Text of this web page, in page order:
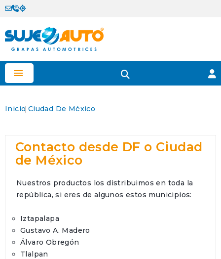

Inicio Ciudad De México
Contacto desde DF o Ciudad
de México
Nuestros productos los distribuimos en toda la
república, si eres de algunos estos municipios:
Iztapalapa
Gustavo A. Madero
Álvaro Obregón
Tlalpan